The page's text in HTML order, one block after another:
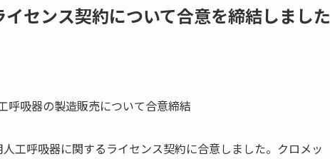
センス契約について合意を締結しました
呼吸器の製造販売について合意締結
工呼吸器に関するライセンス契約に合意しました。クロメッ